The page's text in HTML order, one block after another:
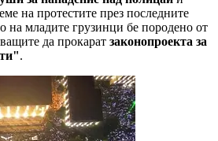
на протестите през последните
на младите грузинци бе породено от
да прокарат законопроекта за
.